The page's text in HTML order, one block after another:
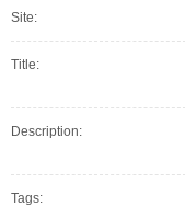
Site:
Title:
Description:
Tags: